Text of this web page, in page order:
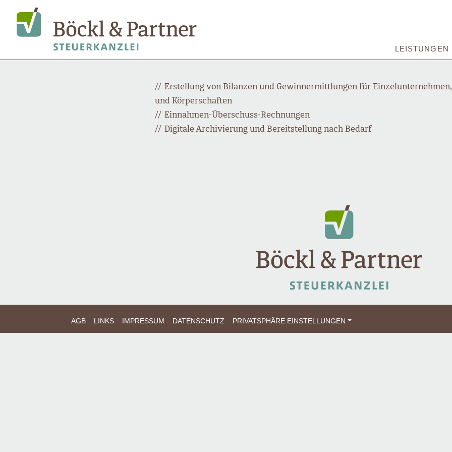
LEISTUNGEN
Erstellung von Bilanzen und Gewinn­ermittlungen für
und Körperschaften
Einnahmen-Überschuss-Rechnungen
Digitale Archivierung und Bereitstellung nach Bedarf
AGB LINKS IMPRESSUM DATENSCHUTZ PRIVATSPHÄRE EINSTELLUNGEN